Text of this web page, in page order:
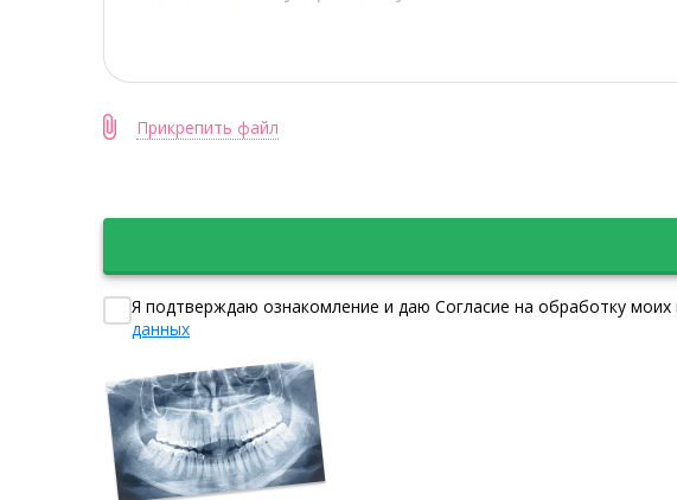
Прикрепить файл
Я подтверждаю ознакомление и даю Согласие на обработку моих
данных